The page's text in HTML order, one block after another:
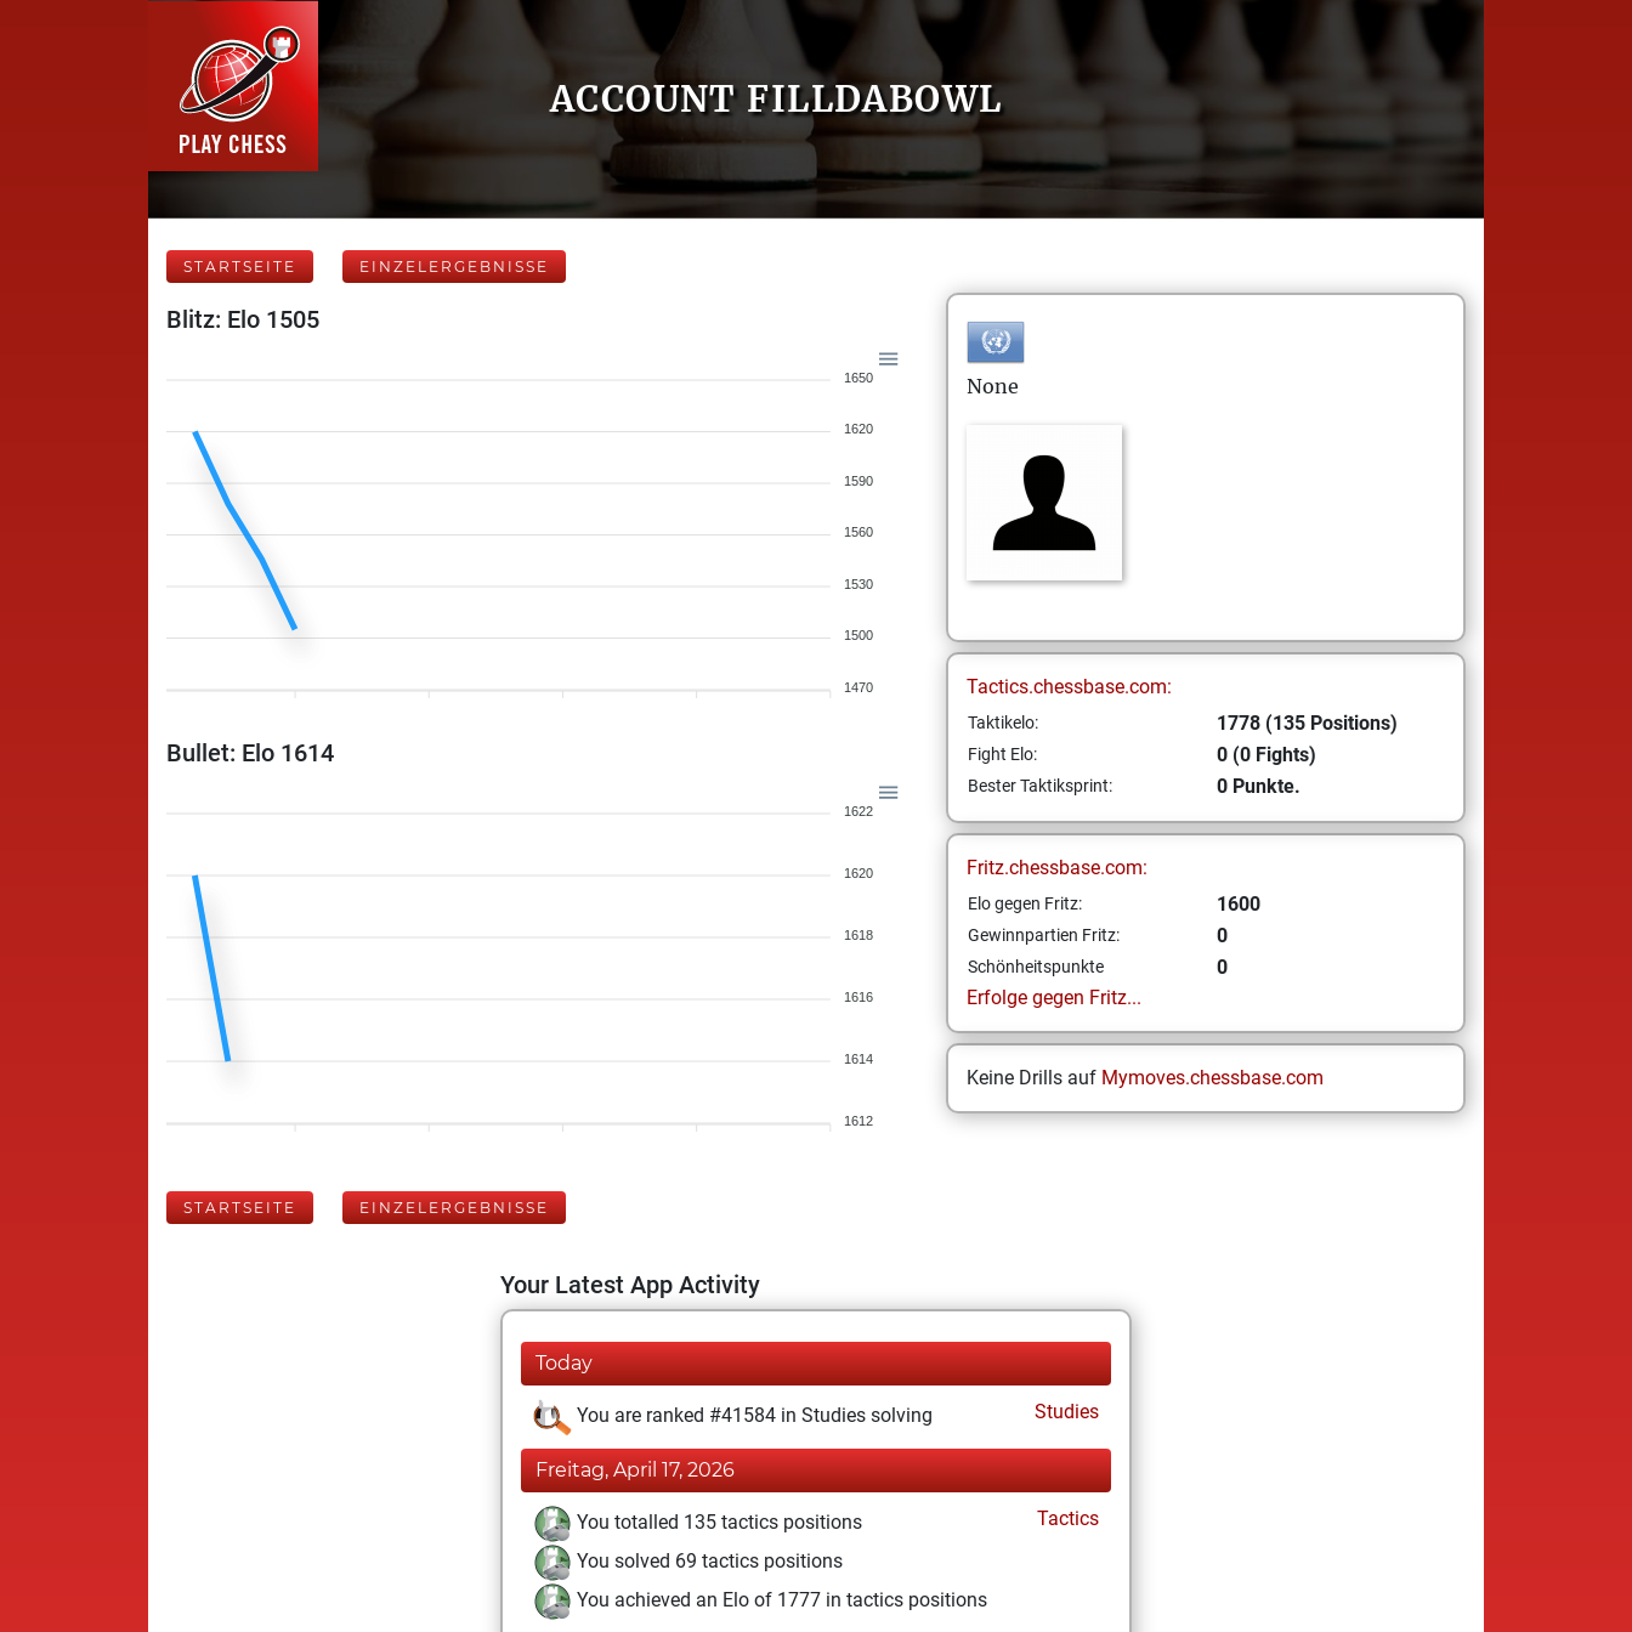
ACCOUNT FILLDABOWL
STARTSEITE EINZELERGEBNISSE
Blitz: Elo 1505
1650
1620
1590
1560
1530
1500
1470
Bullet: Elo 1614
1622
1620
1618
1616
1614
1612
None
Tactics.chessbase.com:
Taktikelo: 1778 (135 Positions)
Fight Elo: 0 (0 Fights)
Bester Taktiksprint: 0 Punkte.
Fritz.chessbase.com:
Elo gegen Fritz: 1600
Gewinnpartien Fritz: 0
Schönheitspunkte
0
Erfolge gegen Fritz...
Keine Drills auf Mymoves.chessbase.com
STARTSEITE EINZELERGEBNISSE
Your Latest App Activity
Today
You are ranked #41584 in Studies solving Studies
Freitag, April 17, 2026
You totalled 135 tactics positions
Tactics
You solved 69 tactics positions
You achieved an Elo of 1777 in tactics positions